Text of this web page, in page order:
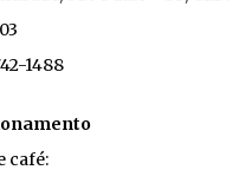
1488
café: